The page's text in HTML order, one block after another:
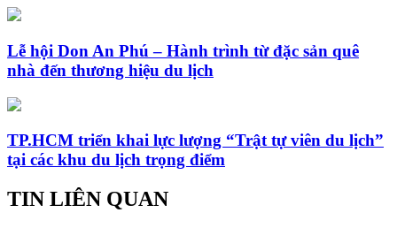
Lễ hội Don An Phú – Hành trình từ đặc sản quê
nhà đến thương hiệu du lịch
TP.HCM triển khai lực lượng “Trật tự viên du lịch”
tại các khu du lịch trọng điểm
TIN LIÊN QUAN